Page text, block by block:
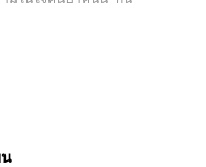
ำให้หัวใจหวั่นไหวได้ทุก
มาพบเจอกันในโรง
น